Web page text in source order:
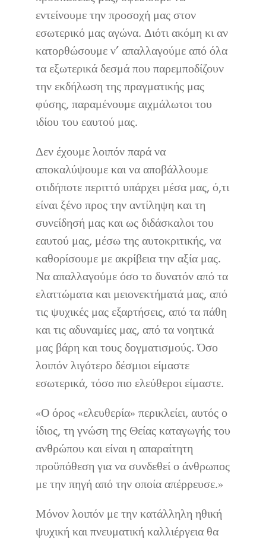
εντείνουμε την προσοχή μας στον
εσωτερικό μας αγώνα. Διότι ακόμη κι αν
κατορθώσουμε ν’ απαλλαγούμε από όλα
τα εξωτερικά δεσμά που παρεμποδίζουν
την εκδήλωση της πραγματικής μας
φύσης, παραμένουμε αιχμάλωτοι του
ιδίου του εαυτού μας.
Δεν έχουμε λοιπόν παρά να
αποκαλύψουμε και να αποβάλλουμε
οτιδήποτε περιττό υπάρχει μέσα μας, ό,τι
είναι ξένο προς την αντίληψη και τη
συνείδησή μας και ως διδάσκαλοι του
εαυτού μας, μέσω της αυτοκριτικής, να
καθορίσουμε με ακρίβεια την αξία μας.
Να απαλλαγούμε όσο το δυνατόν από τα
ελαττώματα και μειονεκτήματά μας, από
τις ψυχικές μας εξαρτήσεις, από τα πάθη
και τις αδυναμίες μας, από τα νοητικά
μας βάρη και τους δογματισμούς. Όσο
λοιπόν λιγότερο δέσμιοι είμαστε
εσωτερικά, τόσο πιο ελεύθεροι είμαστε.
«Ο όρος «ελευθερία» περικλείει, αυτός ο
ίδιος, τη γνώση της Θείας καταγωγής του
ανθρώπου και είναι η απαραίτητη
προϋπόθεση για να συνδεθεί ο άνθρωπος
με την πηγή από την οποία απέρρευσε.»
Μόνον λοιπόν με την κατάλληλη ηθική
ψυχική και πνευματική καλλιέργεια θα